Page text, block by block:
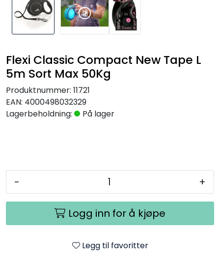
Flexi Classic Compact New Tape L
5m Sort Max 50Kg
Produktnummer: 11721
EAN: 4000498032329
Lagerbeholdning:
På lager
- +
Logg inn for å kjøpe
Legg til favoritter